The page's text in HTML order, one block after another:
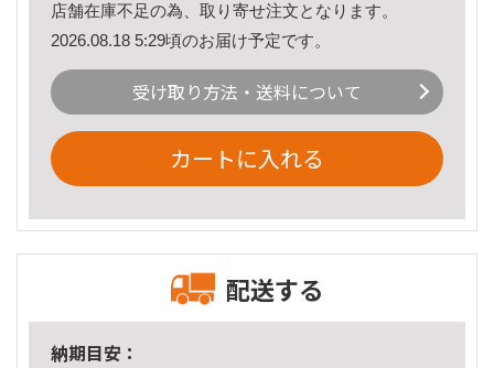
店舗在庫不足の為、取り寄せ注文となります。
2026.08.18 5:29頃のお届け予定です。
受け取り方法・送料について
カートに入れる
配送する
納期目安：